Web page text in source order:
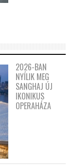
2026-BAN
NYÍLIK MEG
SANGHAJ ÚJ
IKONIKUS
OPERAHÁZA